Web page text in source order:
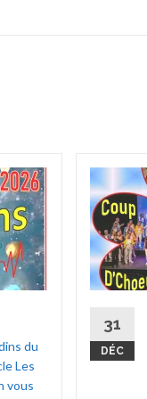
du
Les
vous
31
DÉC